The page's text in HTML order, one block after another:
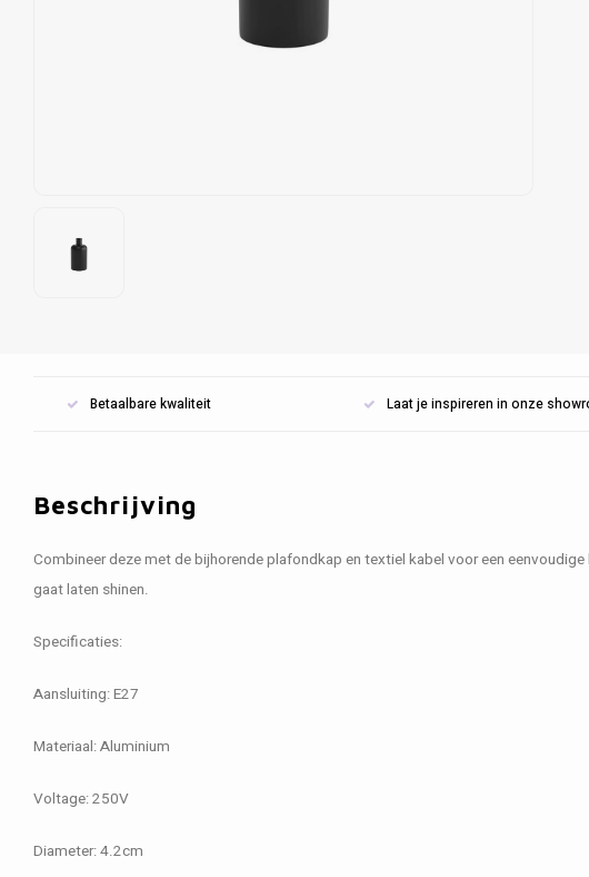
Betaalbare kwaliteit Laat je inspireren in onze
Beschrijving
Combineer deze met de bijhorende plafondkap en textiel kabel voor een
gaat laten shinen.
Specificaties:
Aansluiting: E27
Materiaal: Aluminium
Voltage: 250V
Diameter: 4.2cm